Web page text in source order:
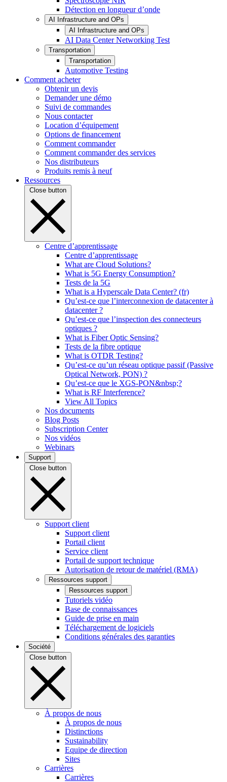
Détection en longueur d’onde
AI Infrastructure and OPs
AI Infrastructure and OPs
AI Data Center Networking Test
Transportation
Transportation
Automotive Testing
Comment acheter
Obtenir un devis
Demander une démo
Suivi de commandes
Nous contacter
Location d’équipement
Options de financement
Comment commander
Comment commander des services
Nos distributeurs
Produits remis à neuf
Ressources
Close button
Centre d’apprentissage
Centre d’apprentissage
What are Cloud Solutions?
What is 5G Energy Consumption?
Tests de la 5G
What is a Hyperscale Data Center? (fr)
Qu’est-ce que l’interconnexion de datacenter à
datacenter ?
Qu’est-ce que l’inspection des connecteurs
optiques ?
What is Fiber Optic Sensing?
Tests de la fibre optique
What is OTDR Testing?
Qu’est-ce qu’un réseau optique passif (Passive
Optical Network, PON) ?
Qu’est-ce que le XGS-PON&nbsp;?
What is RF Interference?
View All Topics
Nos documents
Blog Posts
Subscription Center
Nos vidéos
Webinars
Support
Close button
Support client
Support client
Portail client
Service client
Portail de support technique
Autorisation de retour de matériel (RMA)
Ressources support
Ressources support
Tutoriels vidéo
Base de connaissances
Guide de prise en main
Téléchargement de logiciels
Conditions générales des garanties
Société
Close button
À propos de nous
À propos de nous
Distinctions
Sustainability
Equipe de direction
Sites
Carrières
Carrières